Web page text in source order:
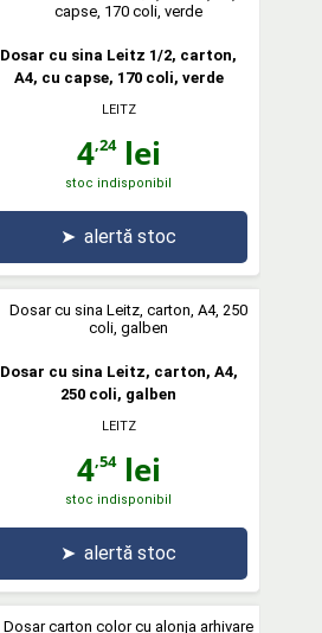
Dosar cu sina Leitz 1/2, carton,
A4, cu capse, 170 coli, verde
LEITZ
4,24lei
stoc indisponibil
➤ alertă stoc
Dosar cu sina Leitz, carton, A4,
250 coli, galben
LEITZ
4,54lei
stoc indisponibil
➤ alertă stoc